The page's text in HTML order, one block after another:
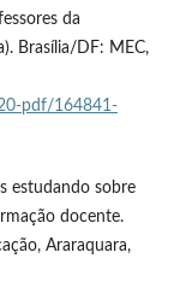
da
Brasília/DF: MEC,
pdf/164841-
estudando sobre
docente.
Araraquara,